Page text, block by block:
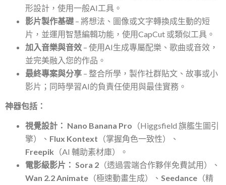
形設計，使用一般AI工具。
影片製作基礎 – 將想法、圖像或文字轉換成生動的短
片，並運用智慧編輯功能，使用CapCut 或類似工具。
加入音樂與音效 – 使用AI生成專屬配樂、歌曲或音效，
並完美融入您的作品。
最終專案與分享 – 整合所學，製作社群貼文、故事或小
影片；同時學習AI的負責任使用與最佳實務。
神器包括：
視覺設計： Nano Banana Pro （Higgsfield 旗艦生圖引
擎）、 Flux Kontext （掌握角色一致性）、
Freepik （AI 輔助素材庫）。
電影級影片： Sora 2 （透過雲端合作夥伴免費試用）、
Wan 2.2 Animate （極速動畫生成）、 Seedance （精